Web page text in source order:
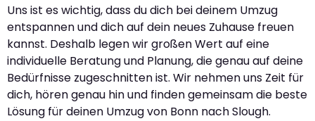
Uns ist es wichtig, dass du dich bei deinem Umzug
entspannen und dich auf dein neues Zuhause freuen
kannst. Deshalb legen wir großen Wert auf eine
individuelle Beratung und Planung, die genau auf deine
Bedürfnisse zugeschnitten ist. Wir nehmen uns Zeit für
dich, hören genau hin und finden gemeinsam die beste
Lösung für deinen Umzug von Bonn nach Slough.